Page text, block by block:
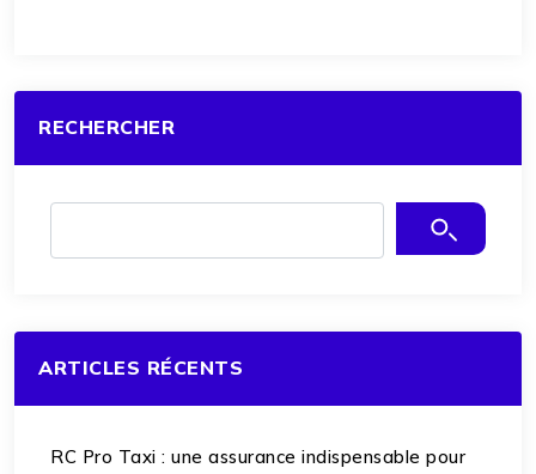
RECHERCHER
ARTICLES RÉCENTS
RC Pro Taxi : une assurance indispensable pour